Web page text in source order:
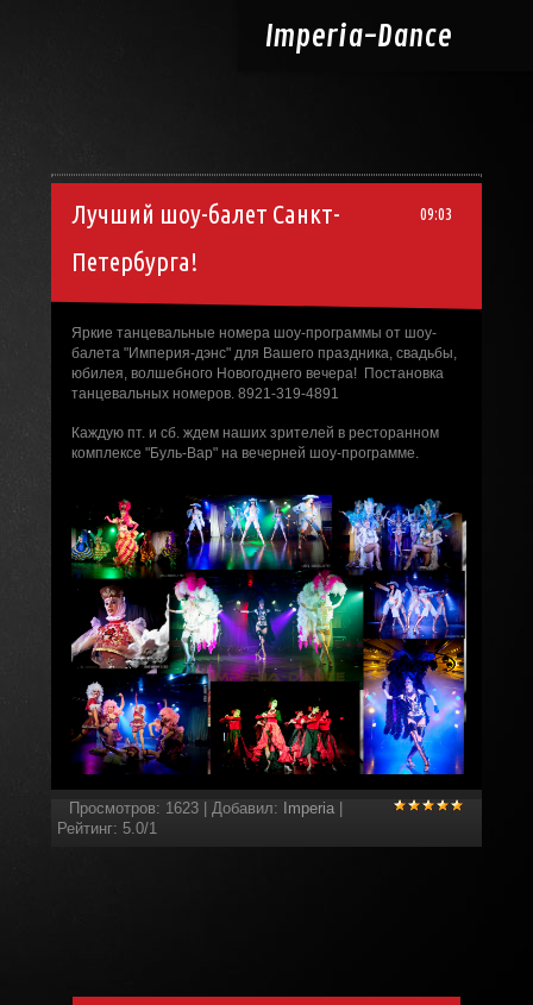
Imperia-Dance
09:03
Лучший шоу-балет Санкт-
Петербурга!
Яркие танцевальные номера шоу-программы от шоу-
балета "Империя-дэнс" для Вашего праздника, свадьбы,
юбилея, волшебного Новогоднего вечера! Постановка
танцевальных номеров. 8921-319-4891
Каждую пт. и сб. ждем наших зрителей в ресторанном
комплексе "Буль-Вар" на вечерней шоу-программе.
Просмотров: 1623| Добавил: Imperia
Рейтинг: 5.0/1